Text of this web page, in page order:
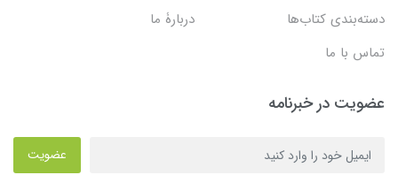
دسته‌بندی کتاب‌ها
دربارۀ ما
تماس با ما
عضویت در خبرنامه
عضویت